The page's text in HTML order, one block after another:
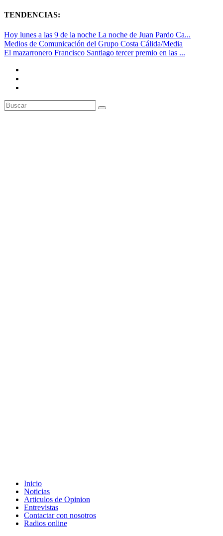
TENDENCIAS:
Hoy lunes a las 9 de la noche La noche de Juan Pardo Ca...
Medios de Comunicación del Grupo Costa Cálida/Media
El mazarronero Francisco Santiago tercer premio en las ...
Inicio
Noticias
Articulos de Opinion
Entrevistas
Contactar con nosotros
Radios online